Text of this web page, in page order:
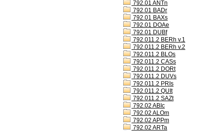
792.01 ANTn
792.01 BADr
792.01 BAXs
792.01 DOAe
792.01 DUBf
792.011.2 BERh v.1
792.011.2 BERh v.2
792.011.2 BLOs
792.011.2 CASs
792.011.2 DORt
792.011.2 DUVs
792.011.2 PRIs
792.011.2 QUIt
792.011.2 SAZt
792.02 ABIc
792.02 ALOm
792.02 APPm
792.02 ARTa